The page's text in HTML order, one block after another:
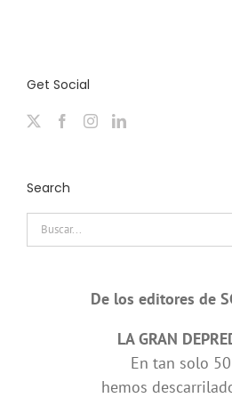
Get Social
Search
Buscar:
De los editores de
LA GRAN
En tan solo
hemos